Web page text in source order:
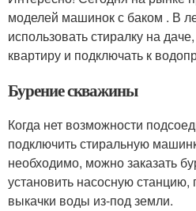
моделей машинок с баком . В
использовать стиралку на
квартиру и подключать к
Бурение скважины
Когда нет возможности
подключить стиральную
необходимо, можно заказать
установить насосную
выкачки воды из-под земли.